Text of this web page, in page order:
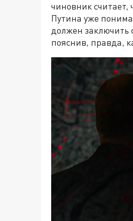
чиновник считает,
Путина уже
должен заключить
пояснив, правда,